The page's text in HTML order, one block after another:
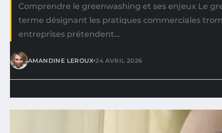
Comprendre le greenwashing et ses enjeux Le
terme désignant les pratiques commerciales
entreprises prétendent…
AMANDINE LEROUX•24 AVRIL 2026